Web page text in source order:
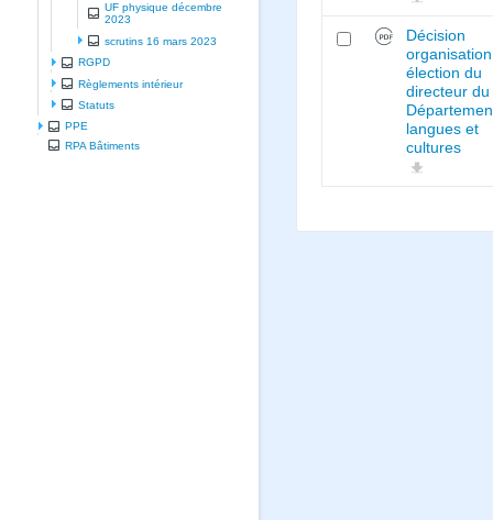
UF physique décembre
2023
scrutins 16 mars 2023
RGPD
Règlements intérieur
Statuts
PPE
RPA Bâtiments
Décision
organisation
élection du
directeur du
langues et
cultures